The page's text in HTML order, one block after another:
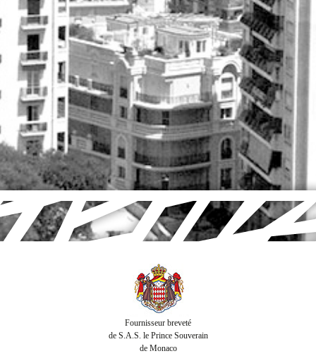
Fournisseur breveté
de S.A.S. le Prince Souverain
de Monaco